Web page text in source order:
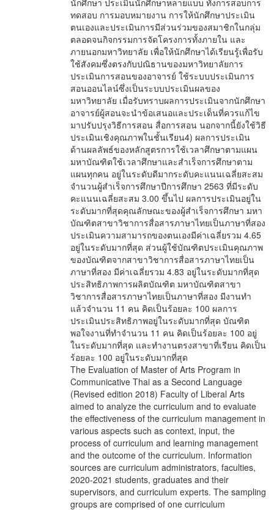
นักศึกษา ประเมินนักศึกษาหลายแบบ ทั้งการสอบการ
ทดสอบ การมอบหมายงาน การให้นักศึกษาประเมิน
ตนเองและประเมินการมีส่วนร่วมของสมาชิกในกลุ่ม
ตลอดจนกิจกรรมการจัดโครงการทั้งภายใน และ
ภายนอกมหาวิทยาลัย เพื่อให้นักศึกษาได้เรียนรู้เพื่อรับ
ใช้สังคมซึ่งตรงกับปณิธานของมหาวิทยาลัยการ
ประเมินการสอนของอาจารย์ ใช้ระบบประเมินการ
สอนออนไลน์ซึ่งเป็นระบบประเมินผลของ
มหาวิทยาลัย เมื่อรับทราบผลการประเมินจากนักศึกษา
อาจารย์ผู้สอนจะนำข้อเสนอและประเด็นที่ควรแก้ไข
มาปรับปรุงวิธีการสอน สื่อการสอน นอกจากนี้ยังใช้วิธี
ประเมินเชิงคุณภาพในชั้นเรียน4) ผลการประเมิน
ด้านผลลัพธ์ของหลักสูตรการใช้เวลาศึกษาตามแผน
มหาบัณฑิตใช้เวลาศึกษาและสำเร็จการศึกษาตาม
แผนทุกคน อยู่ในระดับดีมากระดับคะแนนเฉลี่ยสะสม
จำนวนผู้สำเร็จการศึกษาปีการศึกษา 2563 ที่มีระดับ
คะแนนเฉลี่ยสะสม 3.00 ขึ้นไป ผลการประเมินอยู่ใน
ระดับมากที่สุดคุณลักษณะของผู้สำเร็จการศึกษา มหา
บัณฑิตสาขาวิชาการสื่อสารภาษาไทยเป็นภาษาที่สอง
ประเมินความสามารถของตนเองมีค่าเฉลี่ยรวม 4.65
อยู่ในระดับมากที่สุด ส่วนผู้ใช้บัณฑิตประเมินคุณภาพ
ของบัณฑิตจากสาขาวิชาการสื่อสารภาษาไทยเป็น
ภาษาที่สอง มีค่าเฉลี่ยรวม 4.83 อยู่ในระดับมากที่สุด
ประสิทธิภาพการผลิตบัณฑิต มหาบัณฑิตสาขา
วิชาการสื่อสารภาษาไทยเป็นภาษาที่สอง มีงานทำ
แล้วจำนวน 11 คน คิดเป็นร้อยละ 100 ผลการ
ประเมินประสิทธิภาพอยู่ในระดับมากที่สุด บัณฑิต
พอใจงานที่ทำจำนวน 11 คน คิดเป็นร้อยละ 100 อยู่
ในระดับมากที่สุด และทำงานตรงสาขาที่เรียน คิดเป็น
ร้อยละ 100 อยู่ในระดับมากที่สุด
The Evaluation of Master of Arts Program in
Communicative Thai as a Second Language
(Revised edition 2018) Faculty of Liberal Arts
aimed to analyze the curriculum and to evaluate
the effectiveness of the curriculum management in
various aspects such as context, input, the
process of curriculum and learning management
and the outcome of the curriculum. Information
sources are curriculum administrators, faculties,
2020-2021 students, graduates and their
supervisors, and curriculum experts. The sampling
groups are comprised of one curriculum